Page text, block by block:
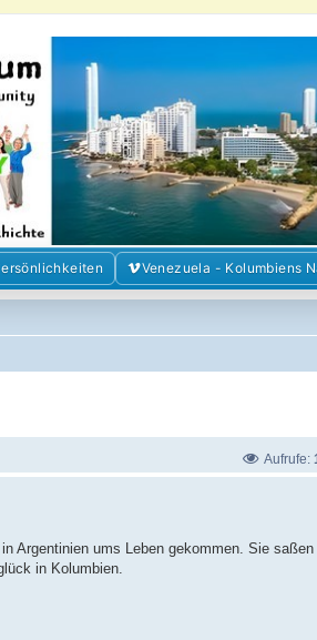
und Gemeinschaft im Kolumbienforum
Venezuela - Kolumbiens
Aufrufe:
Argentinien ums Leben gekommen. Sie
in Kolumbien.